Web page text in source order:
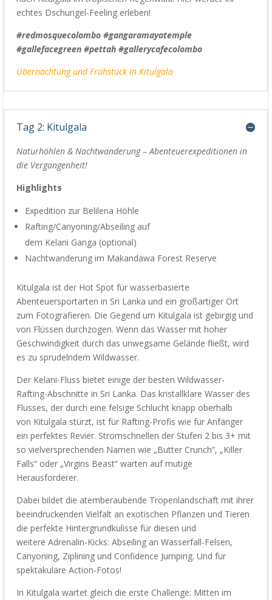
echtes Dschungel-Feeling erleben!
#redmosquecolombo #gangaramayatemple
#gallefacegreen #pettah #gallerycafecolombo
Übernachtungund Frühstück inKitulgala
Tag 2: Kitulgala
Naturhöhlen & Nachtwanderung – Abenteuerexpeditionen in
die Vergangenheit!
Highlights
Expedition zur Belilena Höhle
Rafting/Canyoning/Abseiling auf
dem Kelani Ganga (optional)
Nachtwanderung im Makandawa Forest Reserve
Kitulgala ist der Hot Spot für wasserbasierte
Abenteuersportarten in Sri Lanka und ein großartiger Ort
zum Fotografieren. Die Gegend um Kitulgala ist gebirgig und
von Flüssen durchzogen. Wenn das Wasser mit hoher
Geschwindigkeit durch das unwegsame Gelände fließt, wird
es zu sprudelndem Wildwasser.
Der Kelani-Fluss bietet einige der besten Wildwasser-
Rafting-Abschnitte in Sri Lanka. Das kristallklare Wasser des
Flusses, der durch eine felsige Schlucht knapp oberhalb
von Kitulgala stürzt, ist für Rafting-Profis wie für Anfänger
ein perfektes Revier. Stromschnellen der Stufen 2 bis 3+ mit
so vielversprechenden Namen wie „Butter Crunch“, „Killer
Falls“ oder „Virgins Beast“ warten auf mutige
Herausforderer.
Dabei bildet die atemberaubende Tropenlandschaft mit ihrer
beeindruckenden Vielfalt an exotischen Pflanzen und Tieren
die perfekte Hintergrundkulisse für diesen und
weitereAdrenalin-Kicks:Abseiling an Wasserfall-Felsen,
Canyoning, Ziplining und Confidence Jumping. Und für
spektakuläreAction-Fotos!
In Kitulgala wartet gleich die erste Challenge: Mitten im